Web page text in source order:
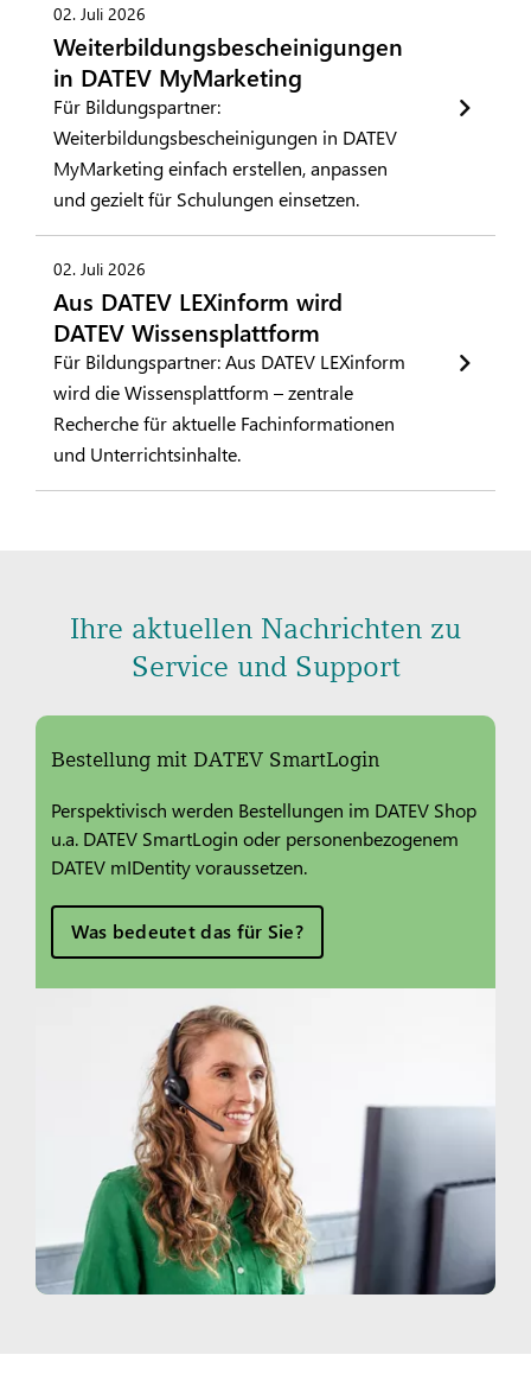
02. Juli 2026
Weiterbildungsbescheinigungen
in DATEV MyMarketing
Für Bildungspartner:
Weiterbildungsbescheinigungen in DATEV
MyMarketing einfach erstellen, anpassen
und gezielt für Schulungen einsetzen.
02. Juli 2026
Aus DATEV LEXinform wird
DATEV Wissensplattform
Für Bildungspartner: Aus DATEV LEXinform
wird die Wissensplattform – zentrale
Recherche für aktuelle Fachinformationen
und Unterrichtsinhalte.
Ihre aktuellen Nachrichten zu
Service und Support
Bestellung mit DATEV SmartLogin
Perspektivisch werden Bestellungen im DATEV Shop
u.a. DATEV SmartLogin oder personenbezogenem
DATEV mIDentity voraussetzen.
Was bedeutet das für Sie?